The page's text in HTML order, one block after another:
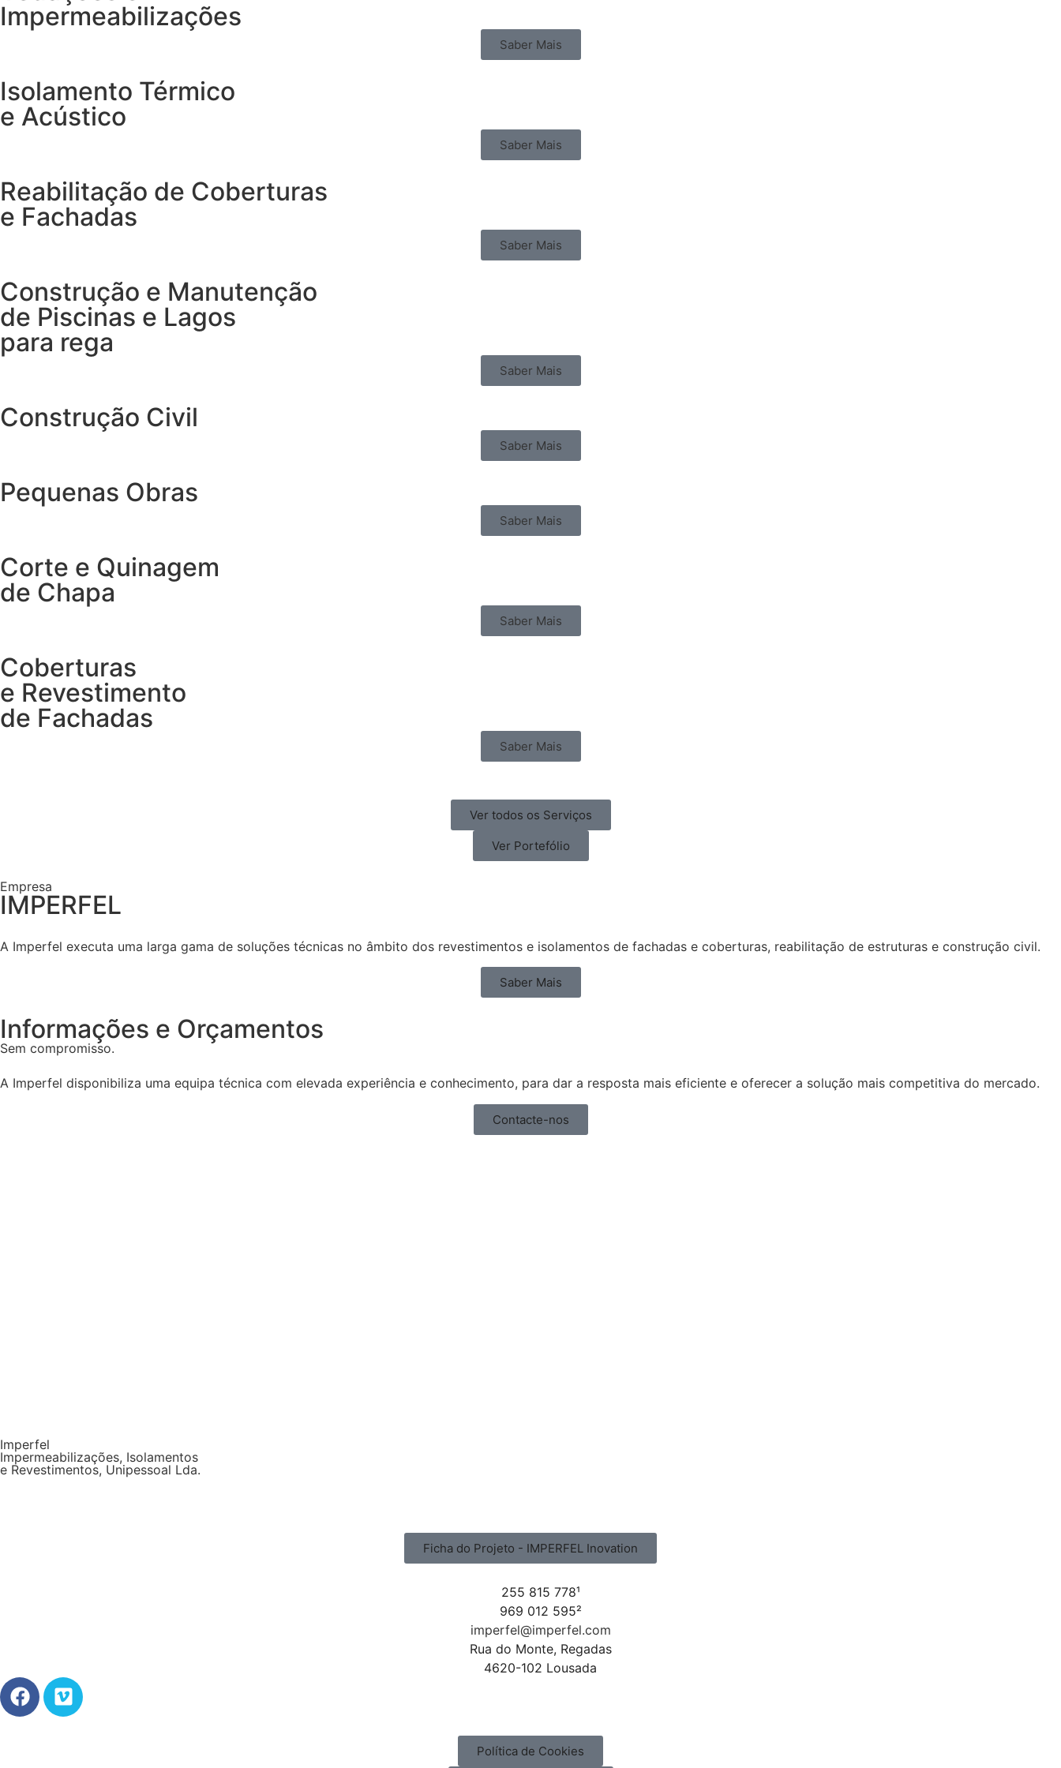
Impermeabilizações
Saber Mais
Isolamento Térmico
e Acústico
Saber Mais
Reabilitação de Coberturas
e Fachadas
Saber Mais
Construção e Manutenção
de Piscinas e Lagos
para rega
Saber Mais
Construção Civil
Saber Mais
Pequenas Obras
Saber Mais
Corte e Quinagem
de Chapa
Saber Mais
Coberturas
e Revestimento
de Fachadas
Saber Mais
Ver todos os Serviços
Ver Portefólio
Empresa
IMPERFEL
A Imperfel executa uma larga gama de soluções técnicas no âmbito dos revestimentos e isolamentos de fachadas e coberturas, reabilitação de estruturas e construção civil.
Saber Mais
Informações e Orçamentos
Sem compromisso.
A Imperfel disponibiliza uma equipa técnica com elevada experiência e conhecimento, para dar a resposta mais eficiente e oferecer a solução mais competitiva do mercado.
Contacte-nos
Imperfel
Impermeabilizações, Isolamentos
e Revestimentos, Unipessoal Lda.
Ficha do Projeto - IMPERFEL Inovation
255 815 778¹
969 012 595²
imperfel@imperfel.com
Rua do Monte, Regadas
4620-102 Lousada
Política de Cookies